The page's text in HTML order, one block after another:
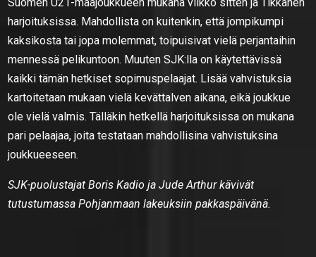
harjoituksissa. Mahdollista on kuitenkin, että jompikumpi
kaksikosta tai jopa molemmat, toipuisivat vielä perjantaihin
mennessä pelikuntoon. Muuten SJK:lla on käytettävissä
kaikki tämän hetkiset sopimuspelaajat. Lisää vahvistuksia
kartoitetaan mukaan vielä kevättalven aikana, eikä joukkue
ole vielä valmis. Tälläkin hetkellä harjoituksissa on mukana
pari pelaajaa, joita testataan mahdollisina vahvistuksina
joukkueeseen.
SJK-puolustajat Boris Kadio ja Jude Arthur kävivät
tutustumassa Pohjanmaan lakeuksiin pakkaspäivänä.